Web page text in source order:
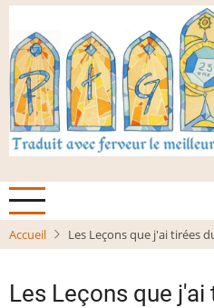
Aller
contenu
principal
Accueil Les Leçons que j'ai tirées
Les Leçons que